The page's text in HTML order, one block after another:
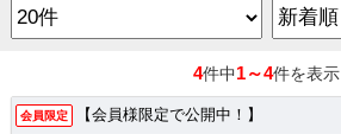
4件中1～4件を表示
会員限定 【会員様限定で公開中！】